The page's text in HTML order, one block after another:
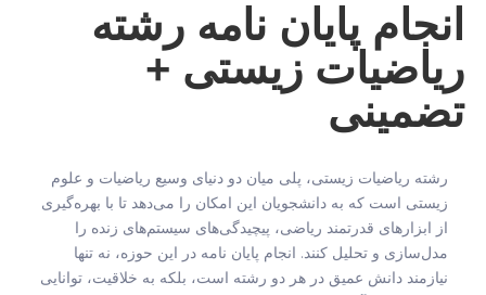
انجام پایان نامه رشته
ریاضیات زیستی +
تضمینی
رشته ریاضیات زیستی، پلی میان دو دنیای وسیع ریاضیات و علوم
زیستی است که به دانشجویان این امکان را می‌دهد تا با بهره‌گیری
از ابزارهای قدرتمند ریاضی، پیچیدگی‌های سیستم‌های زنده را
مدل‌سازی و تحلیل کنند. انجام پایان نامه در این حوزه، نه تنها
نیازمند دانش عمیق در هر دو رشته است، بلکه به خلاقیت، توانایی